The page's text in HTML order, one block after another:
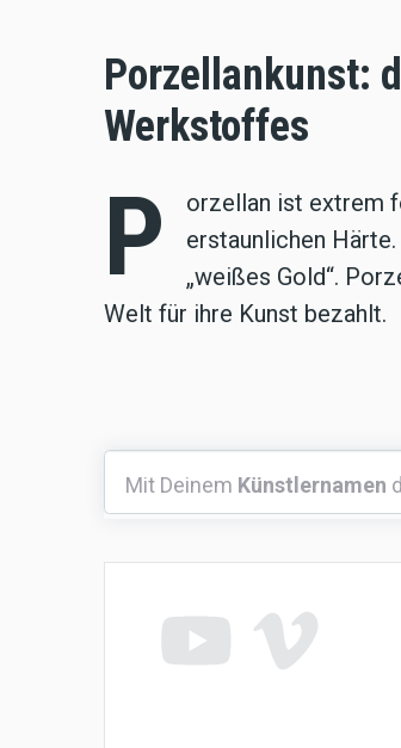
Porzellankunst:
Werkstoffes
P
orzellan ist extrem
erstaunlichen
„weißes Gold“.
Welt für ihre Kunst bezahlt.
Deinem
dem
Mit Deinem Künstlernamen